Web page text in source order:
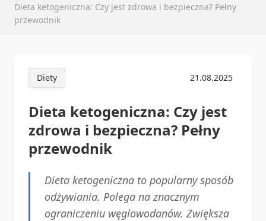
Dieta ketogeniczna: Czy jest zdrowa i bezpieczna? Pełny
przewodnik
Diety 21.08.2025
Dieta ketogeniczna: Czy jest
zdrowa i bezpieczna? Pełny
przewodnik
Dieta ketogeniczna to popularny sposób
odżywiania. Polega na znacznym
ograniczeniu węglowodanów. Zwiększa